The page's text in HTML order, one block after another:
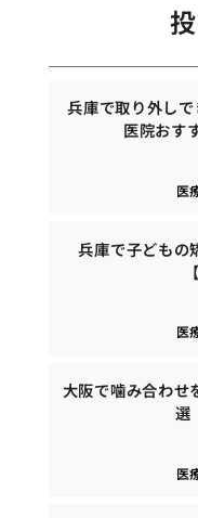
兵庫で取り外し
医院おす
医
兵庫で子どもの
医
大阪で噛み合わせ
選
医